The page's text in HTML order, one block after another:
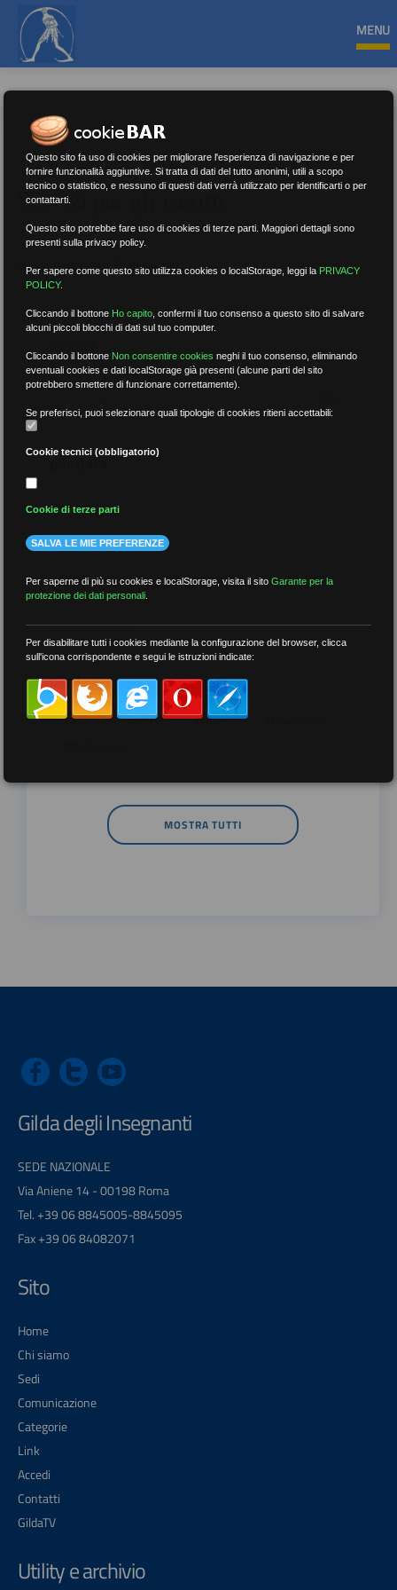
MENU
Servizi per gli iscritti
Nessun risultato.Rimuovi filtri
per data
più recenti
meno recenti
per tag
##DS ##FGU ##Gilda
MOSTRA TUTTI
Gilda degli Insegnanti
SEDE NAZIONALE
Via Aniene 14 - 00198 Roma
Tel. +39 06 8845005-8845095
Fax +39 06 84082071
Sito
Home
Chi siamo
Sedi
Comunicazione
Categorie
Link
Accedi
Contatti
GildaTV
Utility e archivio
Questo sito fa uso di cookies per migliorare l'esperienza di navigazione e per
fornire funzionalità aggiuntive. Si tratta di dati del tutto anonimi, utili a scopo
tecnico o statistico, e nessuno di questi dati verrà utilizzato per identificarti o per
contattarti.
Questo sito potrebbe fare uso di cookies di terze parti. Maggiori dettagli sono
presenti sulla privacy policy.
Per sapere come questo sito utilizza cookies o localStorage, leggi la PRIVACY
POLICY.
Cliccando il bottone Ho capito ,confermi il tuo consenso a questo sito di salvare
alcuni piccoli blocchi di dati sul tuo computer.
Cliccando il bottone Non consentire cookies neghi il tuo consenso, eliminando
eventuali cookies e dati localStorage già presenti (alcune parti del sito
potrebbero smettere di funzionare correttamente).
Se preferisci, puoi selezionare quali tipologie di cookies ritieni accettabili:
Cookie tecnici (obbligatorio)
Cookie di terze parti
SALVA LE MIE PREFERENZE
Per saperne di più su cookies e localStorage, visita il sitoGarante per la
protezione dei dati personali
Per disabilitare tutti i cookies mediante la configurazione del browser, clicca
sull'icona corrispondente e segui le istruzioni indicate: